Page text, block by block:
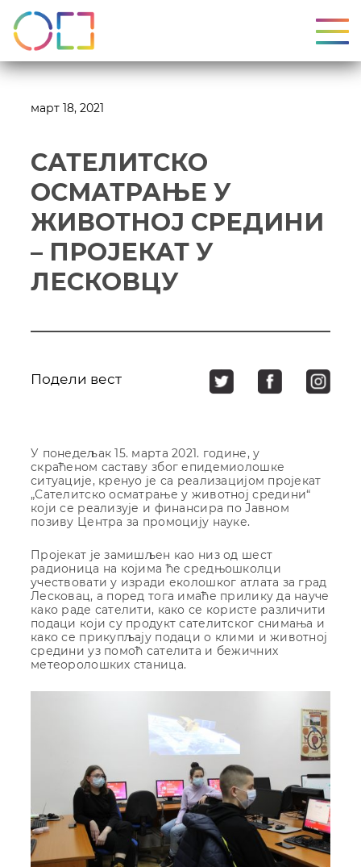
март 18, 2021
САТЕЛИТСКО
ОСМАТРАЊЕ У
ЖИВОТНОЈ СРЕДИНИ
– ПРОЈЕКАТ У
ЛЕСКОВЦУ
Подели вест
У понедељак 15. марта 2021. године, у
скраћеном саставу због епидемиолошке
ситуације, кренуо је са реализацијом пројекат
„Сателитско осматрање у животној средини“
који се реализује и финансира по Јавном
позиву Центра за промоцију науке.
Пројекат је замишљен као низ од шест
радионица на којима ће средњошколци
учествовати у изради еколошког атлата за град
Лесковац, а поред тога имаће прилику да науче
како раде сателити, како се користе различити
подаци који су продукт сателитског снимања и
како се прикупљају подаци о клими и животној
средини уз помоћ сателита и бежичних
метеоролошких станица.